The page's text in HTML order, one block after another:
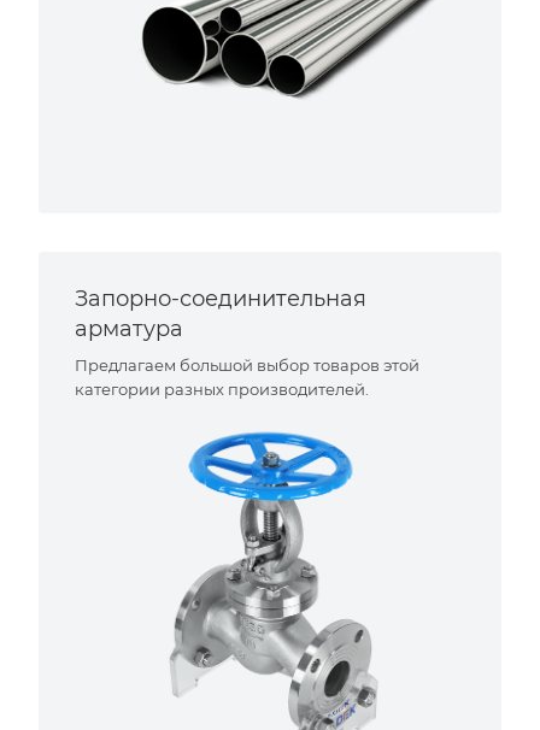
Запорно-соединительная
арматура
Предлагаем большой выбор товаров этой
категории разных производителей.